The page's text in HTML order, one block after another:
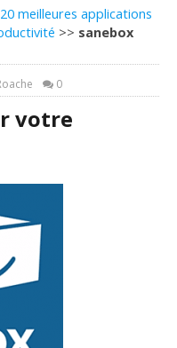
meilleures applications
>> sanebox
0
votre